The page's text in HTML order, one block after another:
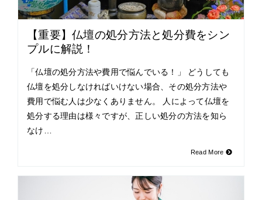
【重要】仏壇の処分方法と処分費をシン
プルに解説！
「仏壇の処分方法や費用で悩んでいる！」 どうしても
仏壇を処分しなければいけない場合、その処分方法や
費用で悩む人は少なくありません。 人によって仏壇を
処分する理由は様々ですが、正しい処分の方法を知ら
なけ…
Read More